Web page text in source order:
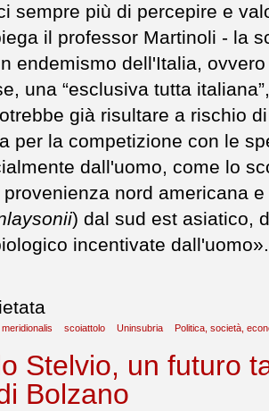
sempre più di percepire e
il professor Martinoli - la
endemismo dell'Italia,
una “esclusiva tutta
già risultare a rischio
per la competizione con le
dall'uomo, come lo
provenienza nord americana
) dal sud est asiatico,
incentivate
scoiattolo Uninsubria Politica, società,
Stelvio, un futuro
Bolzano